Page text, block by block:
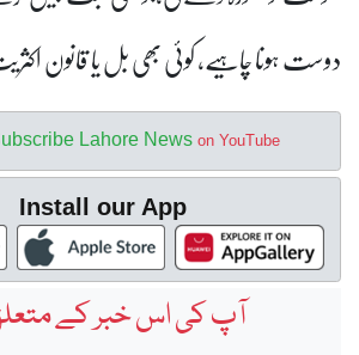
دوست ہونا چاہیے، کوئی بھی بل یا قانون
Lahore News on YouTube
Install our App
آپ کی اس خبر کے